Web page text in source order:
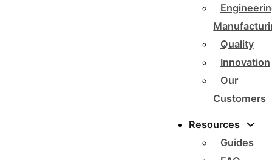
Quality
Innovation
Our
Customers
Resources
Guides